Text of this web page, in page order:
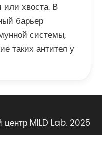
или хвоста. В
барьер
системы,
таких антител у
MILD Lab. 2025